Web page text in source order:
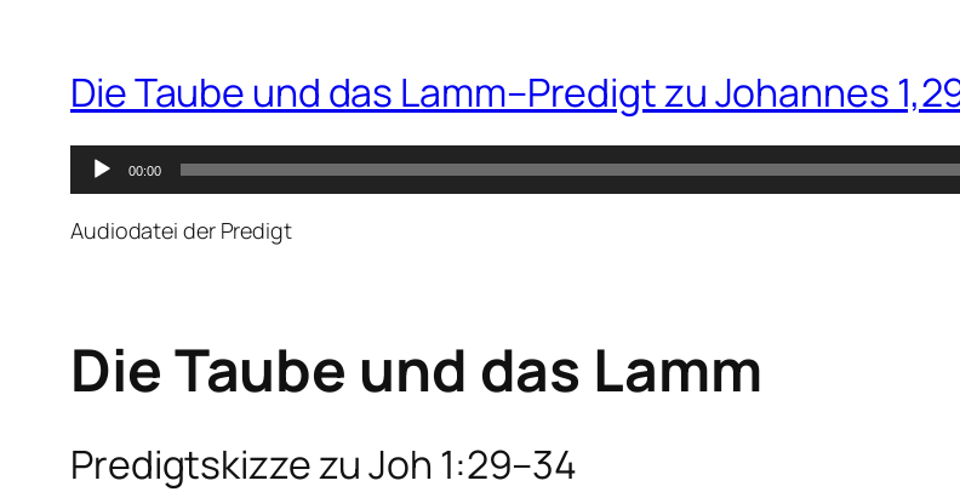
Die Taube und das Lamm–Predigt zu Johannes
Audio-
Player
00:00
Audiodatei der Predigt
Die Taube und das Lamm
Predigtskizze zu Joh 1:29–34